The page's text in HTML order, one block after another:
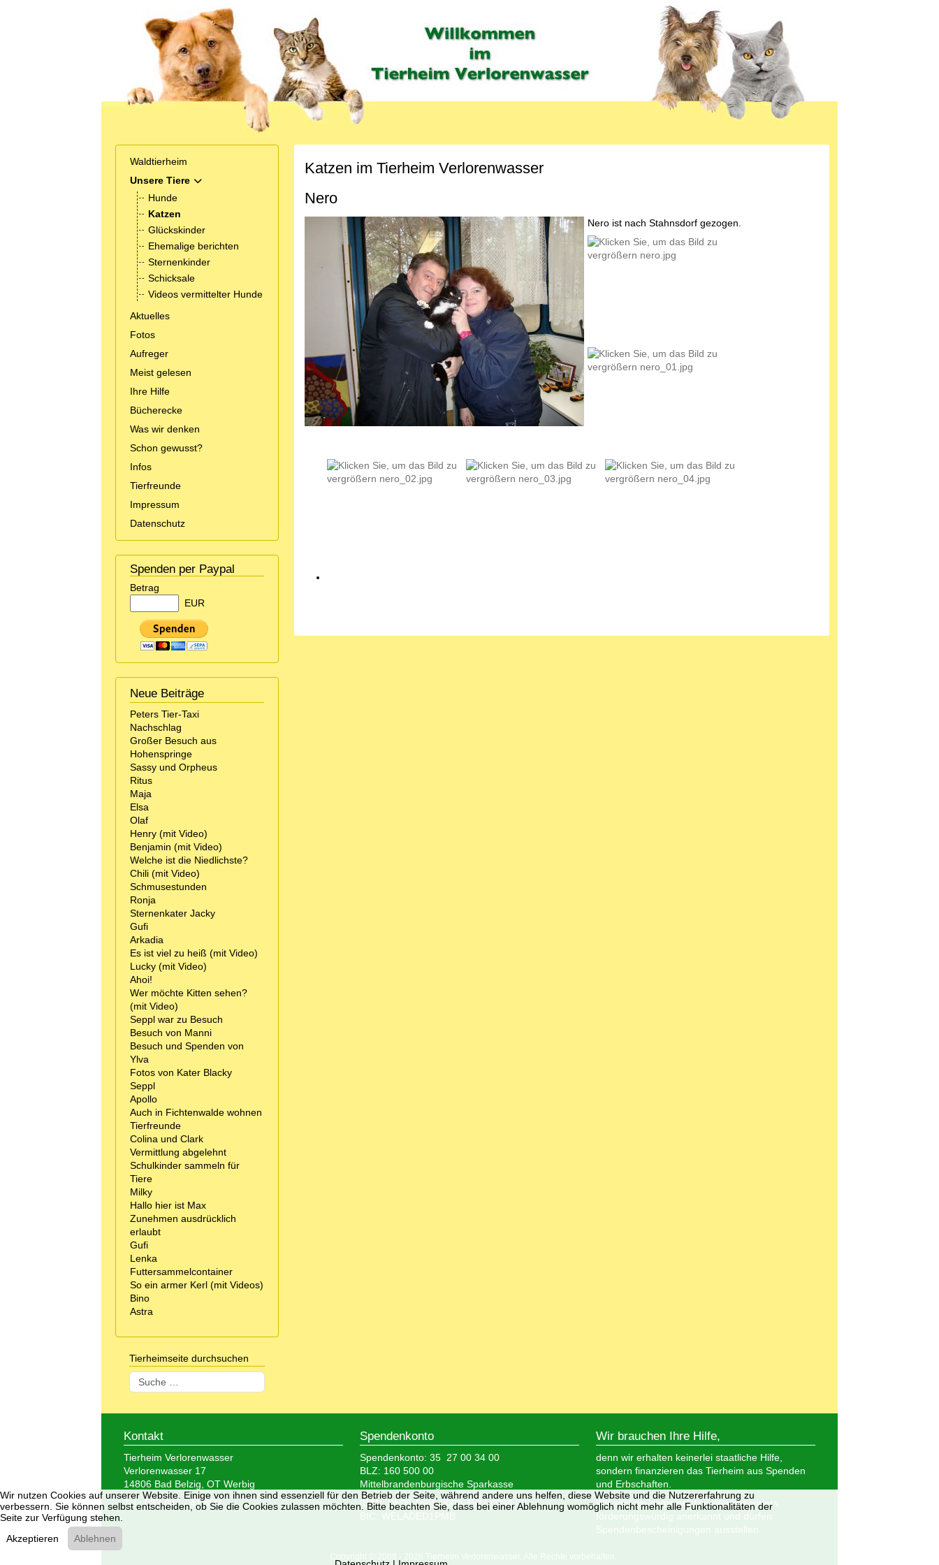
Waldtierheim
Unsere Tiere
MOD_MENU_TOGGLE_SUBMENU_LABEL
Hunde
Katzen
Glückskinder
Ehemalige berichten
Sternenkinder
Schicksale
Videos vermittelter Hunde
Aktuelles
Fotos
Aufreger
Meist gelesen
Ihre Hilfe
Bücherecke
Was wir denken
Schon gewusst?
Infos
Tierfreunde
Impressum
Datenschutz
Spenden per Paypal
Betrag
EUR
Neue Beiträge
Peters Tier-Taxi
Nachschlag
Großer Besuch aus
Hohenspringe
Sassy und Orpheus
Ritus
Maja
Elsa
Olaf
Henry (mit Video)
Benjamin (mit Video)
Welche ist die Niedlichste?
Chili (mit Video)
Schmusestunden
Ronja
Sternenkater Jacky
Gufi
Arkadia
Es ist viel zu heiß (mit Video)
Lucky (mit Video)
Ahoi!
Wer möchte Kitten sehen?
(mit Video)
Seppl war zu Besuch
Besuch von Manni
Besuch und Spenden von
Ylva
Fotos von Kater Blacky
Seppl
Apollo
Auch in Fichtenwalde wohnen
Tierfreunde
Colina und Clark
Vermittlung abgelehnt
Schulkinder sammeln für
Tiere
Milky
Hallo hier ist Max
Zunehmen ausdrücklich
erlaubt
Gufi
Lenka
Futtersammelcontainer
So ein armer Kerl (mit Videos)
Bino
Astra
Tierheimseite durchsuchen
Suchen
Katzen im Tierheim Verlorenwasser
Nero
Nero ist nach Stahnsdorf gezogen.
Kontakt
Tierheim Verlorenwasser
Verlorenwasser 17
14806 Bad Belzig, OT Werbig
Tel.: 033 847 - 41 890
Spendenkonto
Spendenkonto: 35 27 00 34 00
BLZ: 160 500 00
Mittelbrandenburgische Sparkasse
IBAN: DE05 1605 0000 3527 0034 00
BIC: WELADED1PMB
Wir brauchen Ihre Hilfe,
denn wir erhalten keinerlei staatliche Hilfe,
sondern finanzieren das Tierheim aus Spenden
und Erbschaften.
Wir sind als gemeinnützig und besonders
förderungswürdig anerkannt und dürfen
Spendenbescheinigungen ausstellen.
Copyright © 2008 - 2026 Tierheim Verlorenwasser. Alle Rechte vorbehalten.
Wir nutzen Cookies auf unserer Website. Einige von ihnen sind essenziell für den Betrieb der Seite, während andere uns helfen, diese Website und die Nutzererfahrung zu
verbessern. Sie können selbst entscheiden, ob Sie die Cookies zulassen möchten. Bitte beachten Sie, dass bei einer Ablehnung womöglich nicht mehr alle Funktionalitäten der
Seite zur Verfügung stehen.
Akzeptieren
Ablehnen